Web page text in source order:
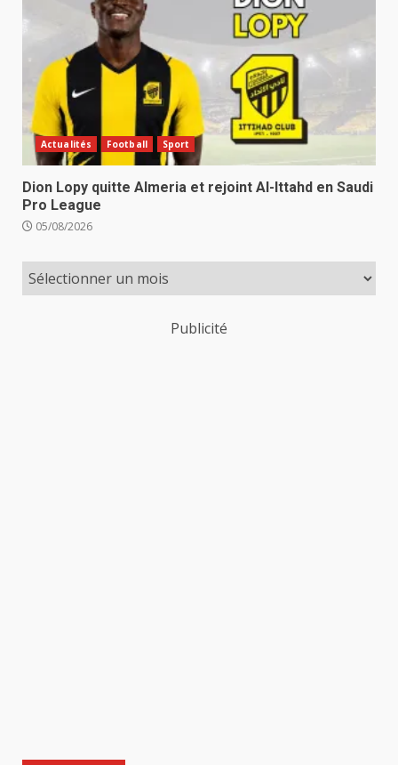
Actualités Football Sport
Dion Lopy quitte Almeria et rejoint Al-Ittahd en Saudi
Pro League
05/08/2026
Publicité